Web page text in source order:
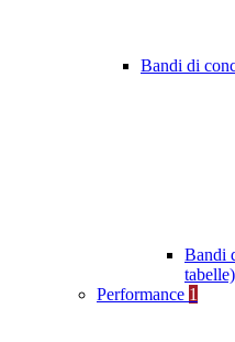
Bandi di
Bandi
tabelle)
Performance 1